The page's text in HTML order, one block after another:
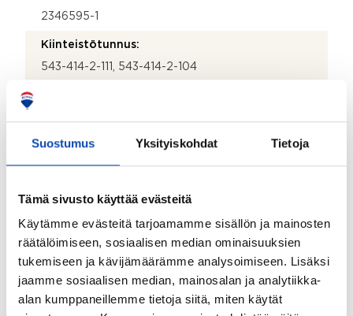
Suostumus Yksityiskohdat Tietoja
Tämä sivusto käyttää evästeitä
Käytämme evästeitä tarjoamamme sisällön ja mainosten
räätälöimiseen, sosiaalisen median ominaisuuksien
tukemiseen ja kävijämäärämme analysoimiseen. Lisäksi
jaamme sosiaalisen median, mainosalan ja analytiikka-
alan kumppaneillemme tietoja siitä, miten käytät
2346595-1
Kiinteistötunnus:
543-414-2-111, 543-414-2-104
Lisätietoja kiinteistönhoidosta:
Lumenauraus ulkopuolinen, muut omatoiminen.
Isännöitsijän nimi:
Klaus Siven
Sähköposti:
klaus.siven@kolumbus.fi
Puhelinnumero: